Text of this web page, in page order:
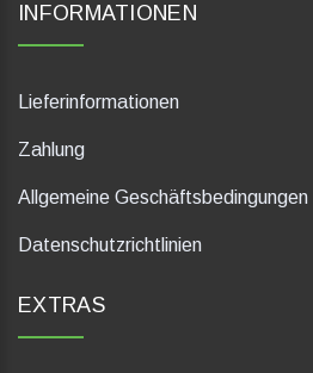
INFORMATIONEN
Lieferinformationen
Zahlung
Allgemeine Geschäftsbedingungen
Datenschutzrichtlinien
EXTRAS